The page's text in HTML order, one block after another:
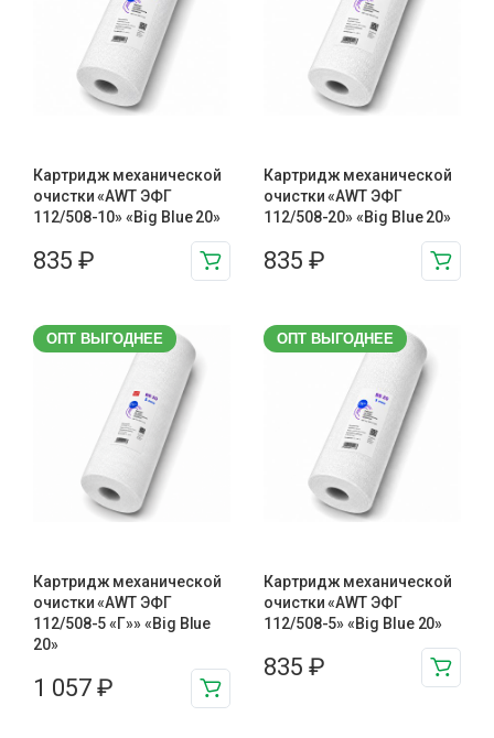
Картридж механической
очистки «AWT ЭФГ
112/508-10» «Big Blue 20»
835 ₽
Картридж механической
очистки «AWT ЭФГ
112/508-20» «Big Blue 20»
835 ₽
ОПТ ВЫГОДНЕЕ
Картридж механической
очистки «AWT ЭФГ
112/508-5 «Г»» «Big Blue
20»
1 057 ₽
ОПТ ВЫГОДНЕЕ
Картридж механической
очистки «AWT ЭФГ
112/508-5» «Big Blue 20»
835 ₽